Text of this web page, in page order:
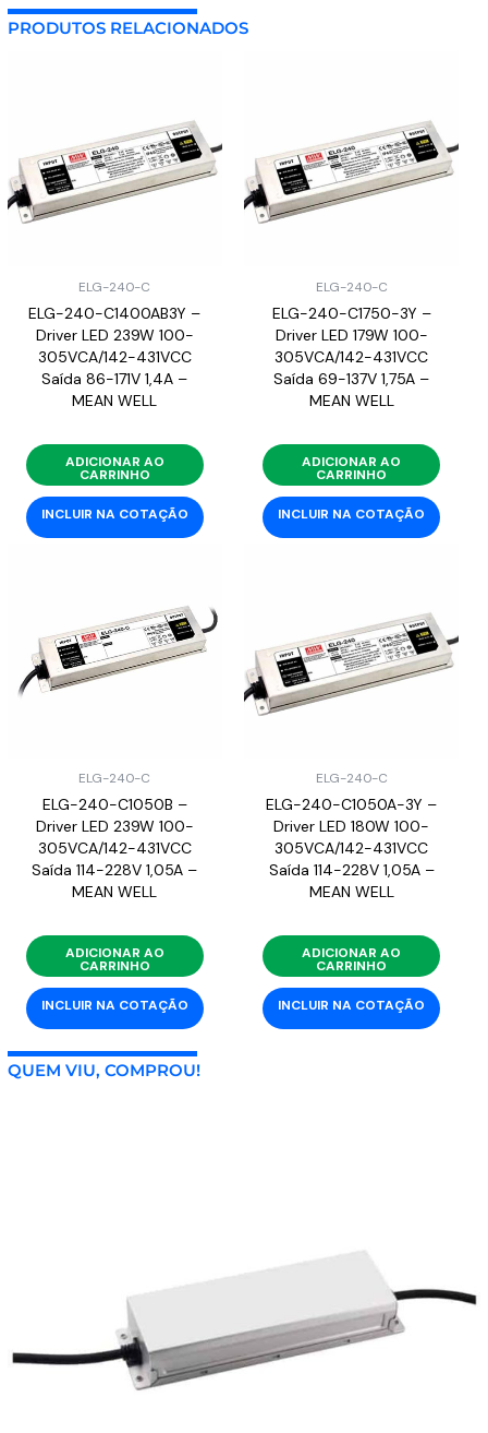
PRODUTOS RELACIONADOS
ELG-240-C
ELG-240-C1400AB3Y –
Driver LED 239W 100-
305VCA/142-431VCC
Saída 86-171V 1,4A –
MEAN WELL
ADICIONAR AO
CARRINHO
INCLUIR NA COTAÇÃO
ELG-240-C
ELG-240-C1750-3Y –
Driver LED 179W 100-
305VCA/142-431VCC
Saída 69-137V 1,75A –
MEAN WELL
ADICIONAR AO
CARRINHO
INCLUIR NA COTAÇÃO
ELG-240-C
ELG-240-C1050B –
Driver LED 239W 100-
305VCA/142-431VCC
Saída 114-228V 1,05A –
MEAN WELL
ADICIONAR AO
CARRINHO
INCLUIR NA COTAÇÃO
ELG-240-C
ELG-240-C1050A-3Y –
Driver LED 180W 100-
305VCA/142-431VCC
Saída 114-228V 1,05A –
MEAN WELL
ADICIONAR AO
CARRINHO
INCLUIR NA COTAÇÃO
QUEM VIU, COMPROU!